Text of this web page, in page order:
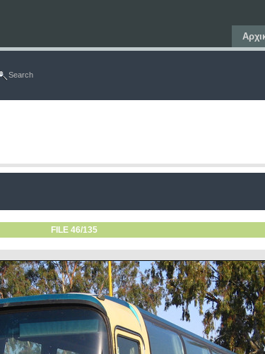
Search
FILE 46/135